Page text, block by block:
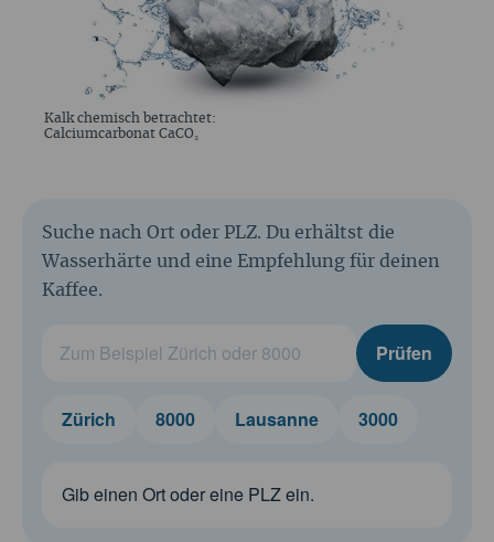
Kalk chemisch betrachtet:
Calciumcarbonat CaCO₃
Suche nach Ort oder PLZ. Du erhältst die
Wasserhärte und eine Empfehlung für deinen
Kaffee.
Prüfen
Zürich 8000 Lausanne 3000
Gib einen Ort oder eine PLZ ein.